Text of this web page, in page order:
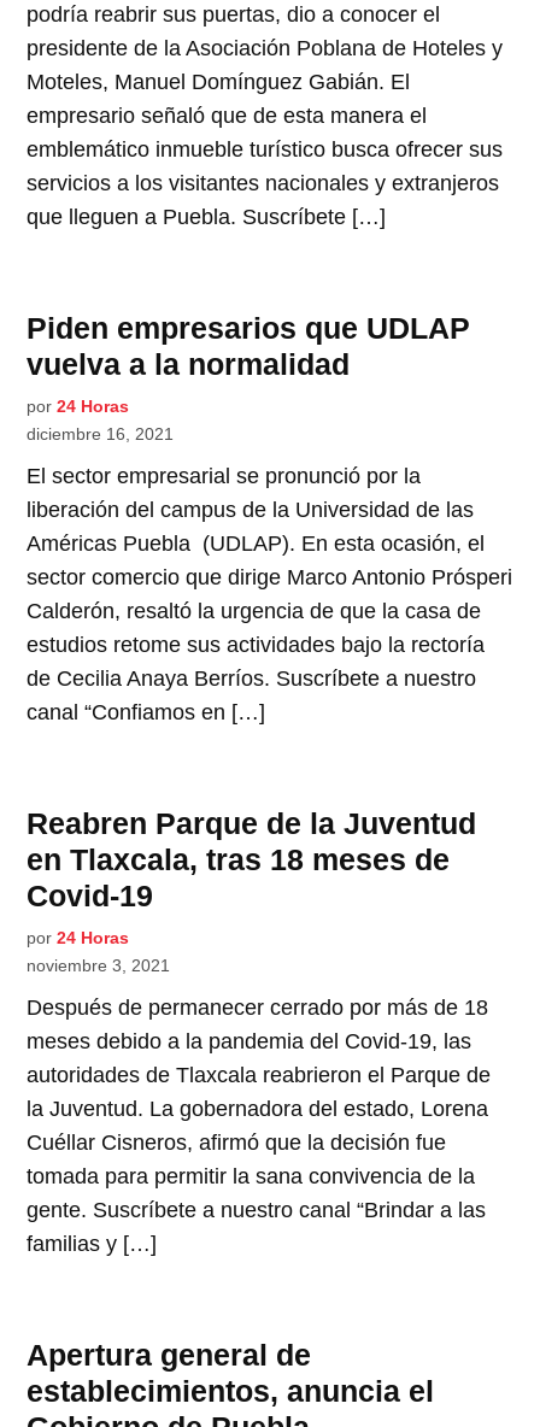
podría reabrir sus puertas, dio a conocer el
presidente de la Asociación Poblana de Hoteles y
Moteles, Manuel Domínguez Gabián. El
empresario señaló que de esta manera el
emblemático inmueble turístico busca ofrecer sus
servicios a los visitantes nacionales y extranjeros
que lleguen a Puebla. Suscríbete […]
Piden empresarios que UDLAP
vuelva a la normalidad
por 24 Horas
diciembre 16, 2021
El sector empresarial se pronunció por la
liberación del campus de la Universidad de las
Américas Puebla (UDLAP). En esta ocasión, el
sector comercio que dirige Marco Antonio Prósperi
Calderón, resaltó la urgencia de que la casa de
estudios retome sus actividades bajo la rectoría
de Cecilia Anaya Berríos. Suscríbete a nuestro
canal “Confiamos en […]
Reabren Parque de la Juventud
en Tlaxcala, tras 18 meses de
Covid-19
por 24 Horas
noviembre 3, 2021
Después de permanecer cerrado por más de 18
meses debido a la pandemia del Covid-19, las
autoridades de Tlaxcala reabrieron el Parque de
la Juventud. La gobernadora del estado, Lorena
Cuéllar Cisneros, afirmó que la decisión fue
tomada para permitir la sana convivencia de la
gente. Suscríbete a nuestro canal “Brindar a las
familias y […]
Apertura general de
establecimientos, anuncia el